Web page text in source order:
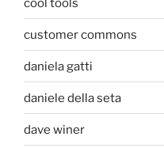
cool tools
customer commons
daniela gatti
daniele della seta
dave winer